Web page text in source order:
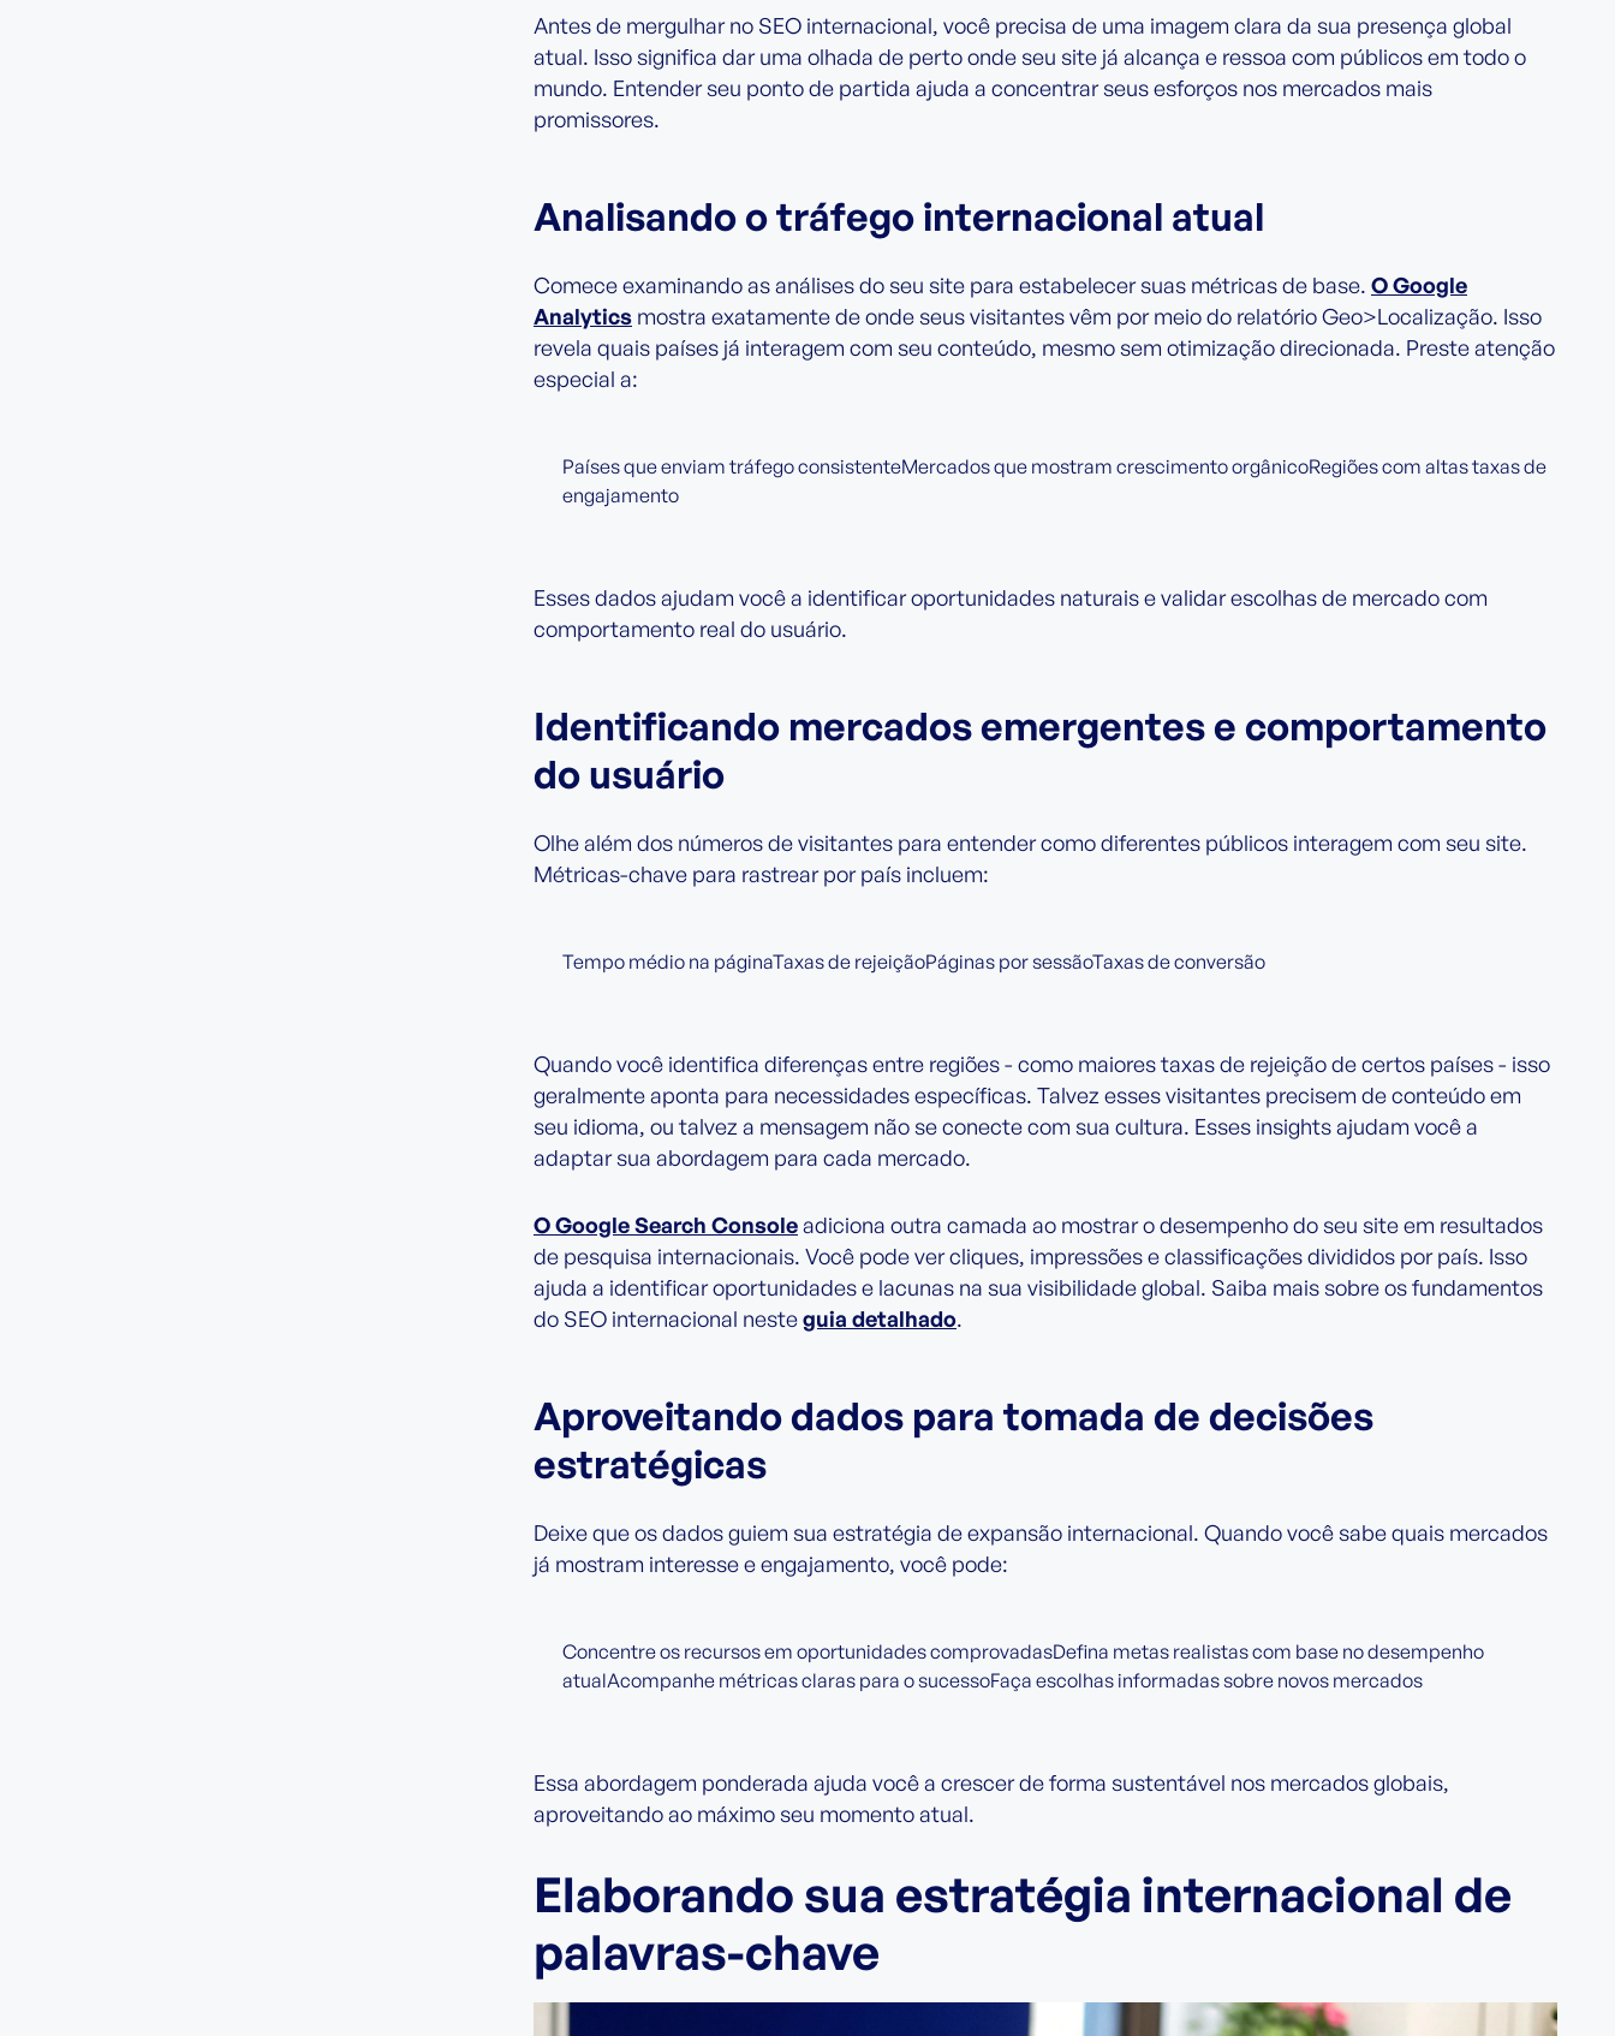
Antes de mergulhar no SEO internacional, você precisa de uma imagem clara da sua presença global
atual. Isso significa dar uma olhada de perto onde seu site já alcança e ressoa com públicos em todo o
mundo. Entender seu ponto de partida ajuda a concentrar seus esforços nos mercados mais
promissores.
Analisando o tráfego internacional atual
Comece examinando as análises do seu site para estabelecer suas métricas de base. O Google
Analytics mostra exatamente de onde seus visitantes vêm por meio do relatório Geo>Localização. Isso
revela quais países já interagem com seu conteúdo, mesmo sem otimização direcionada. Preste atenção
especial a:
Países que enviam tráfego consistenteMercados que mostram crescimento orgânicoRegiões com altas taxas de
engajamento
Esses dados ajudam você a identificar oportunidades naturais e validar escolhas de mercado com
comportamento real do usuário.
Identificando mercados emergentes e comportamento
do usuário
Olhe além dos números de visitantes para entender como diferentes públicos interagem com seu site.
Métricas-chave para rastrear por país incluem:
Tempo médio na páginaTaxas de rejeiçãoPáginas por sessãoTaxas de conversão
Quando você identifica diferenças entre regiões - como maiores taxas de rejeição de certos países - isso
geralmente aponta para necessidades específicas. Talvez esses visitantes precisem de conteúdo em
seu idioma, ou talvez a mensagem não se conecte com sua cultura. Esses insights ajudam você a
adaptar sua abordagem para cada mercado.
O Google Search Consoleadiciona outra camada ao mostrar o desempenho do seu site em resultados
de pesquisa internacionais. Você pode ver cliques, impressões e classificações divididos por país. Isso
ajuda a identificar oportunidades e lacunas na sua visibilidade global. Saiba mais sobre os fundamentos
do SEO internacional nesteguia detalhado.
Aproveitando dados para tomada de decisões
estratégicas
Deixe que os dados guiem sua estratégia de expansão internacional. Quando você sabe quais mercados
já mostram interesse e engajamento, você pode:
Concentre os recursos em oportunidades comprovadasDefina metas realistas com base no desempenho
atualAcompanhe métricas claras para o sucessoFaça escolhas informadas sobre novos mercados
Essa abordagem ponderada ajuda você a crescer de forma sustentável nos mercados globais,
aproveitando ao máximo seu momento atual.
Elaborando sua estratégia internacional de
palavras-chave